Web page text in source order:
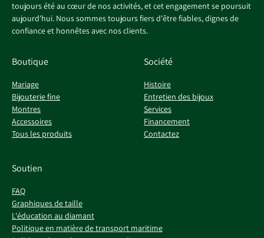
toujours été au cœur de nos activités, et cet engagement se poursuit
aujourd'hui. Nous sommes toujours fiers d'être fiables, dignes de
confiance et honnêtes avec nos clients.
Boutique
Mariage
Bijouterie fine
Montres
Accessoires
Tous les produits
Société
Histoire
Entretien des bijoux
Services
Financement
Contactez
Soutien
FAQ
Graphiques de taille
L'éducation au diamant
Politique en matière de transport maritime